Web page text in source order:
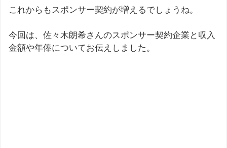
これからもスポンサー契約が増えるでしょうね。
今回は、佐々木朗希さんのスポンサー契約企業と収入
金額や年俸についてお伝えしました。